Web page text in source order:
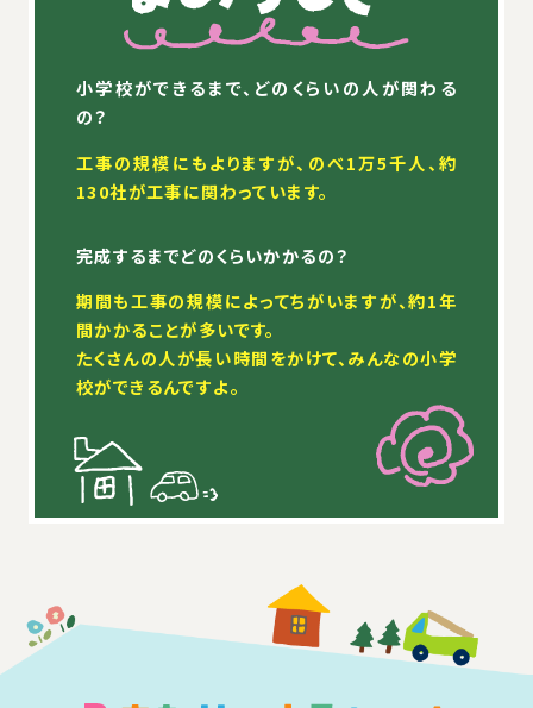
小学校ができるまで、どのくらいの人が関わる
の？
工事の規模にもよりますが、のべ1万5千人、約
130社が工事に関わっています。
完成するまでどのくらいかかるの？
期間も工事の規模によってちがいますが、約1年
間かかることが多いです。
たくさんの人が長い時間をかけて、みんなの小学
校ができるんですよ。